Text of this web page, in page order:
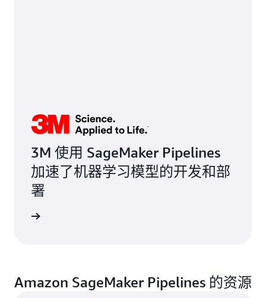
3M 使用 SageMaker Pipelines
加速了机器学习模型的开发和部
署
Amazon SageMaker Pipelines 的资源